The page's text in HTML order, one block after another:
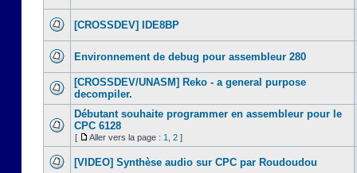
[CROSSDEV] IDE8BP
Environnement de debug pour assembleur 280
[CROSSDEV/UNASM] Reko - a general purpose
decompiler.
Débutant souhaite programmer en assembleur pour le
CPC 6128
[ Aller vers la page : 1 2 ]
[VIDEO] Synthèse audio sur CPC par Roudoudou